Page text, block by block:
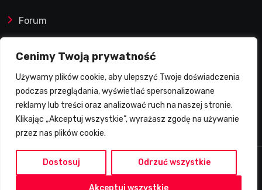
Cenimy Twoją prywatność
Używamy plików cookie, aby ulepszyć Twoje doświadczenia
podczas przeglądania, wyświetlać spersonalizowane
reklamy lub treści oraz analizować ruch na naszej stronie.
Klikając „Akceptuj wszystkie”, wyrażasz zgodę na używanie
przez nas plików cookie.
Dostosuj Odrzuć wszystkie
Akceptuj wszystkie
Forum
Reklamy i współprace
Prawa autorskie
Polityka Prywatności